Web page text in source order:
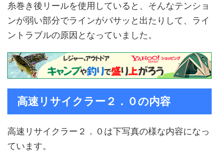
糸巻き後リールを使用していると、そんなテンショ
ンが弱い部分でラインがバサッと出たりして、ライ
ントラブルの原因となっていました。
高速リサイクラー２．０の内容
高速リサイクラー２．０は下写真の様な内容になっ
ています。